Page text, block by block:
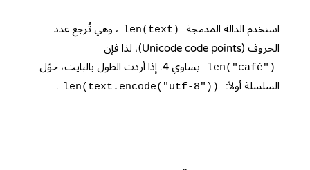
استخدم الدالة المدمجة len(text) ، وهي تُرجع عدد
الحروف (Unicode code points)، لذا فإن
len("café")
يساوي 4. إذا أردت الطول بالبايت، حوّل
السلسلة أولاً:
len(text.encode("utf-8"))
.